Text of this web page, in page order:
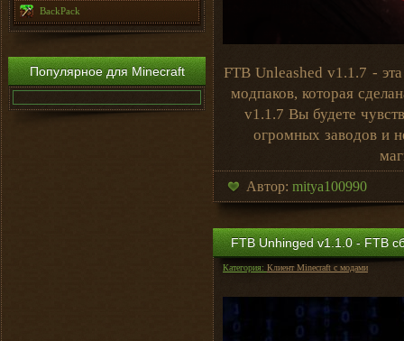
BackPack
Популярное для Minecraft
FTB Unleashed v1.1.7 -
модпаков, которая
v1.1.7 Вы будете
огромных заводов и
Автор: mitya100990
FTB Unhinged v1.1.0 - FTB
Категория: Клиент Minecraft с модами